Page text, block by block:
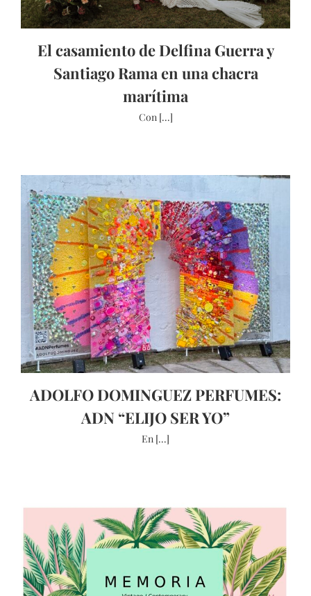
El casamiento de Delfina Guerra y
Santiago Rama en una chacra
marítima
Con [...]
ADOLFO DOMINGUEZ PERFUMES:
ADN “ELIJO SER YO”
En [...]